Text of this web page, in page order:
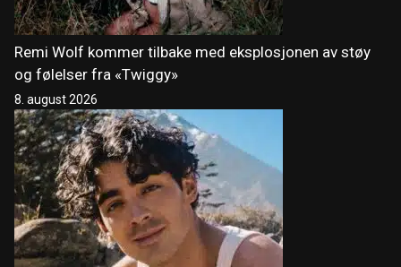
Remi Wolf kommer tilbake med eksplosjonen av støy
og følelser fra «Twiggy»
8. august 2026